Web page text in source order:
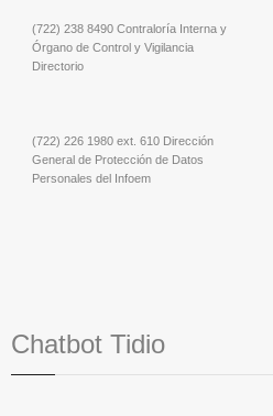
(722) 238 8490 Contraloría Interna y
Órgano de Control y Vigilancia
Directorio
(722) 226 1980 ext. 610 Dirección
General de Protección de Datos
Personales del Infoem
Chatbot Tidio